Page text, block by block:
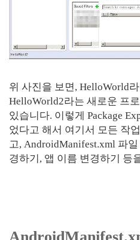
위 사진을 보면, HelloWorld
HelloWorld2라는 새로운 프
있습니다. 이렇게 Package
었다고 해서 여기서 모든 작
고, AndroidManifest.xml 파
경하기, 앱 이름 변경하기 등